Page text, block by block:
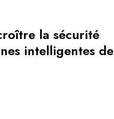
la sécurité
intelligentes de